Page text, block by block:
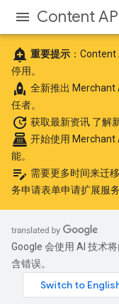
Content
add_alert 重要提示 ：
停用。
rocket 全新推出 Merchant
任者。
update 获取最新资讯 了解
point_of_sale 开始使用 Merchant
能。
edit_note 需要更多时间来迁
务申请表单申请扩展服务
Google 会使用 AI 技术
含错误。